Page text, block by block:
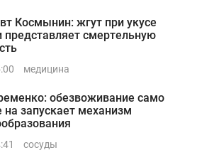
Космынин: жгут при укусе
представляет смертельную
медицина
обезвоживание само
на запускает механизм
сосуды